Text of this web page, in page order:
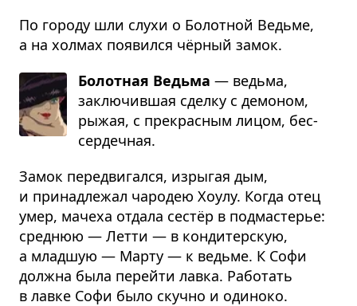
По городу шли слухи о Болотной Ведьме,
а на холмах появился чёрный замок.
Болотная Ведьма — ведьма,
заклю­чив­шая сделку с демо­ном,
рыжая, с пре­крас­ным лицом, бес­
сер­деч­ная.
Замок передвигался, изрыгая дым,
и принадлежал чародею Хоулу. Когда отец
умер, мачеха отдала сестёр в подмастерье:
среднюю — Летти — в кондитерскую,
а младшую — Марту — к ведьме. К Софи
должна была перейти лавка. Работать
в лавке Софи было скучно и одиноко.